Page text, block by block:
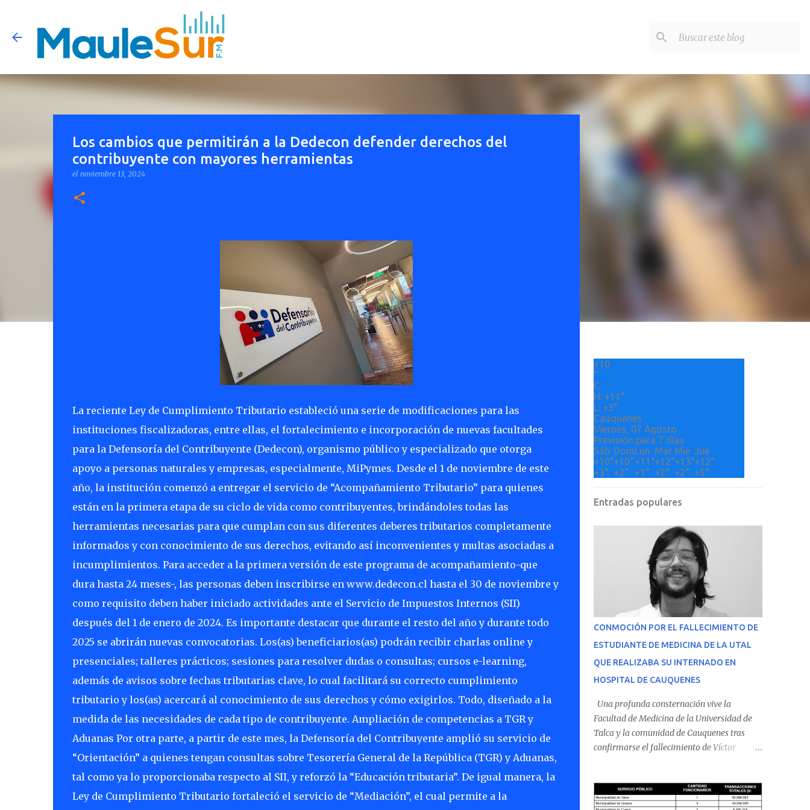
Los cambios que permitirán a la Dedecon defender derechos del
contribuyente con mayores herramientas
el noviembre 13, 2024
La reciente Ley de Cumplimiento Tributario estableció una serie de modificaciones para las
instituciones fiscalizadoras, entre ellas, el fortalecimiento e incorporación de nuevas facultades
para la Defensoría del Contribuyente (Dedecon), organismo público y especializado que otorga
apoyo a personas naturales y empresas, especialmente, MiPymes. Desde el 1 de noviembre de este
año, la institución comenzó a entregar el servicio de “Acompañamiento Tributario” para quienes
están en la primera etapa de su ciclo de vida como contribuyentes, brindándoles todas las
herramientas necesarias para que cumplan con sus diferentes deberes tributarios completamente
informados y con conocimiento de sus derechos, evitando así inconvenientes y multas asociadas a
incumplimientos. Para acceder a la primera versión de este programa de acompañamiento-que
dura hasta 24 meses-, las personas deben inscribirse en www.dedecon.cl hasta el 30 de noviembre y
como requisito deben haber iniciado actividades ante el Servicio de Impuestos Internos (SII)
después del 1 de enero de 2024. Es importante destacar que durante el resto del año y durante todo
2025 se abrirán nuevas convocatorias. Los(as) beneficiarios(as) podrán recibir charlas online y
presenciales; talleres prácticos; sesiones para resolver dudas o consultas; cursos e-learning,
además de avisos sobre fechas tributarias clave, lo cual facilitará su correcto cumplimiento
tributario y los(as) acercará al conocimiento de sus derechos y cómo exigirlos. Todo, diseñado a la
medida de las necesidades de cada tipo de contribuyente. Ampliación de competencias a TGR y
Aduanas Por otra parte, a partir de este mes, la Defensoría del Contribuyente amplió su servicio de
“Orientación” a quienes tengan consultas sobre Tesorería General de la República (TGR) y Aduanas,
tal como ya lo proporcionaba respecto al SII, y reforzó la “Educación tributaria”. De igual manera, la
Ley de Cumplimiento Tributario fortaleció el servicio de “Mediación”, el cual permite a la
+10
°
C
H: +11°
L: +3°
Cauquenes
Viernes, 07 Agosto
Previsión para 7 días
Sáb DomLun Mar Mié Jue
+10°+10°+11°+12°+13°+12°
+3° +2° +1° +2° +2° +5°
Entradas populares
CONMOCIÓN POR EL FALLECIMIENTO DE
ESTUDIANTE DE MEDICINA DE LA UTAL
QUE REALIZABA SU INTERNADO EN
HOSPITAL DE CAUQUENES
Una profunda consternación vive la
Facultad de Medicina de la Universidad de
Talca y la comunidad de Cauquenes tras
confirmarse el fallecimiento de Víctor
Cauquenes. De acuerdo con los antecedentes
conocidos, el joven se presentó a cumplir su